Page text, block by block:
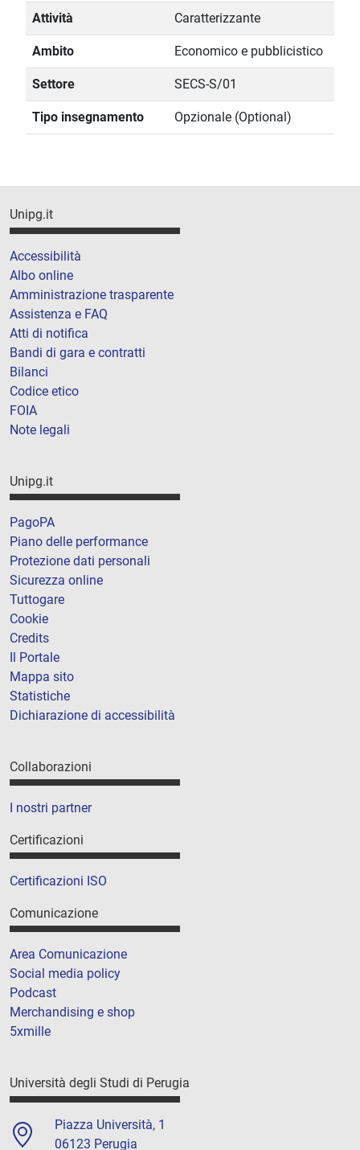
Attività Caratterizzante
Ambito Economico e pubblicistico
Settore SECS-S/01
Tipo insegnamento Opzionale (Optional)
Unipg.it
Accessibilità
Albo online
Amministrazione trasparente
Assistenza e FAQ
Atti di notifica
Bandi di gara e contratti
Bilanci
Codice etico
FOIA
Note legali
Unipg.it
PagoPA
Piano delle performance
Protezione dati personali
Sicurezza online
Tuttogare
Cookie
Credits
Il Portale
Mappa sito
Statistiche
Dichiarazione di accessibilità
Collaborazioni
I nostri partner
Certificazioni
Certificazioni ISO
Comunicazione
Area Comunicazione
Social media policy
Podcast
Merchandising e shop
5xmille
Università degli Studi di Perugia
Piazza Università, 1
06123 Perugia